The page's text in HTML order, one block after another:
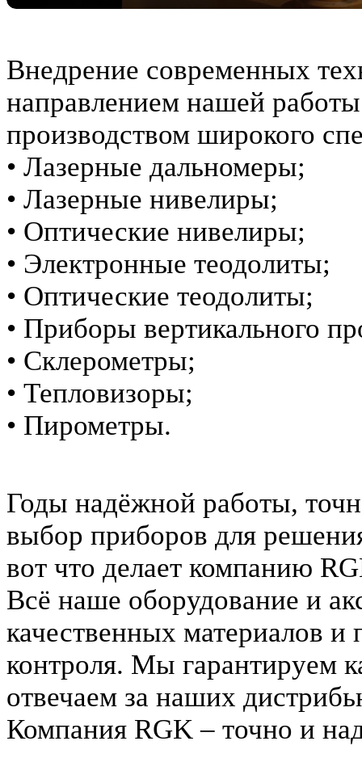
Внедрение современных
направлением нашей
производством широкого
• Лазерные дальномеры;
• Лазерные нивелиры;
• Оптические нивелиры;
• Электронные теодолиты;
• Оптические теодолиты;
• Приборы вертикального
• Склерометры;
• Тепловизоры;
• Пирометры.
Годы надёжной работы,
выбор приборов для
вот что делает компанию
Всё наше оборудование и
качественных материалов и
контроля. Мы гарантируем
отвечаем за наших
Компания RGK – точно и